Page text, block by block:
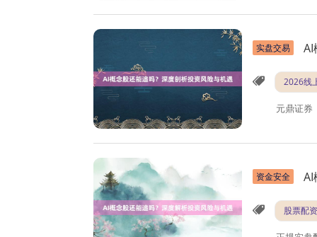
实盘交易 AI
2026线
元鼎证券
资金安全 AI
股票配